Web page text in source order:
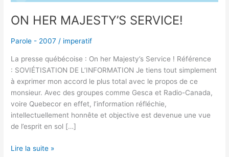
ON HER MAJESTY’S SERVICE!
Parole - 2007 / imperatif
La presse québécoise : On her Majesty’s Service ! Référence
: SOVIÉTISATION DE L’INFORMATION Je tiens tout simplement
à exprimer mon accord le plus total avec le propos de ce
monsieur. Avec des groupes comme Gesca et Radio-Canada,
voire Quebecor en effet, l’information réfléchie,
intellectuellement honnête et objective est devenue une vue
de l’esprit en sol […]
Lire la suite »